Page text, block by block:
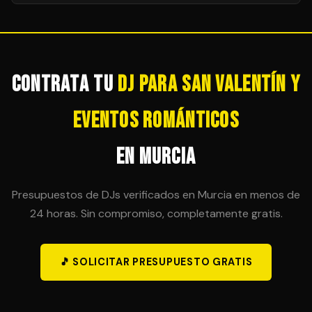
cancelación y cobertura ante incidencias, garantizando
de última hora.
Contrata tu DJ para San Valentín y
Eventos Románticos
en Murcia
Presupuestos de DJs verificados en Murcia en menos de
24 horas. Sin compromiso, completamente gratis.
🎵 SOLICITAR PRESUPUESTO GRATIS